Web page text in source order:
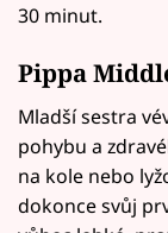
30 minut.
Pippa
Mladší sestra
pohybu a
na kole nebo
dokonce svůj